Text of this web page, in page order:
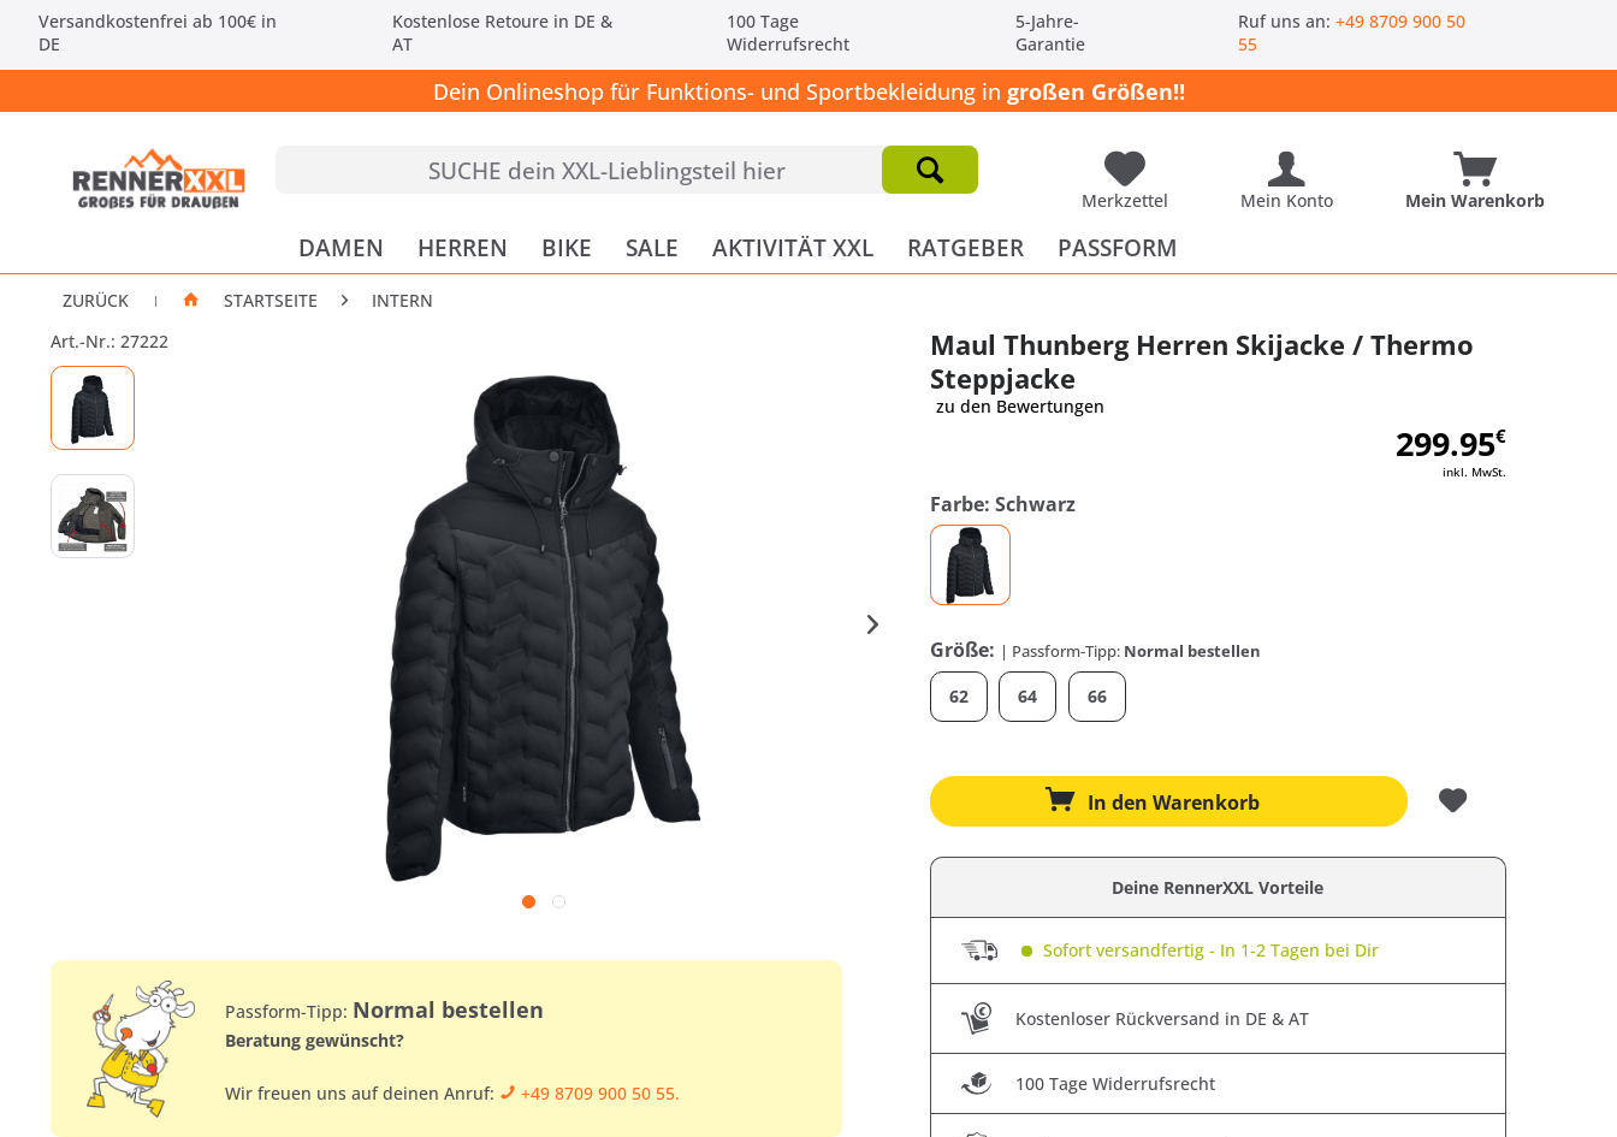
Versandkostenfrei ab 100€ in
DE
Kostenlose Retoure in DE &
AT
100 Tage
Widerrufsrecht
5-Jahre-
Garantie
Ruf uns an:+49 8709 900 50
55
Dein Onlineshop für Funktions- und Sportbekleidung in großen Größen!!
Merkzettel Mein Konto Mein Warenkorb
DAMEN HERREN BIKE SALE AKTIVITÄT XXL RATGEBER PASSFORM
ZURÜCK | STARTSEITE INTERN
Passform-Tipp: Normal bestellen
Beratung gewünscht?
Wir freuen uns auf deinen Anruf: +49 8709 900 50 55.
Maul Thunberg Herren Skijacke / Thermo
Steppjacke
Art.-Nr.: 27222
zu den Bewertungen
299.95€
inkl. MwSt.
Farbe: Schwarz
Größe: | Passform-Tipp: Normal bestellen
62 64 66
In den Warenkorb
Deine RennerXXL Vorteile
Sofort versandfertig - In 1-2 Tagen bei Dir
Kostenloser Rückversand in DE & AT
100 Tage Widerrufsrecht